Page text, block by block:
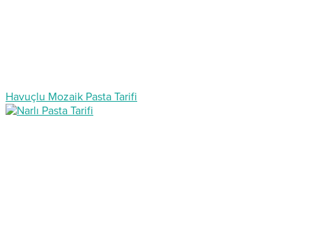
Havuçlu Mozaik Pasta Tarifi